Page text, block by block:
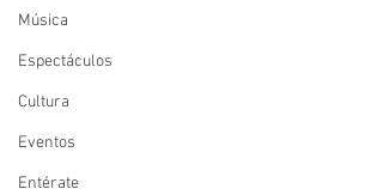
Música
Espectáculos
Cultura
Eventos
Entérate